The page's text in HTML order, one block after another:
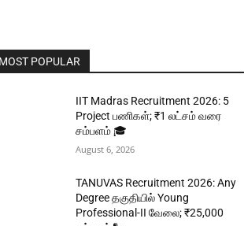
MOST POPULAR
IIT Madras Recruitment 2026: 5
Project பணிகள்; ₹1 லட்சம் வரை
சம்பளம் 🎓
August 6, 2026
TANUVAS Recruitment 2026: Any
Degree தகுதியில் Young
Professional-II வேலை; ₹25,000